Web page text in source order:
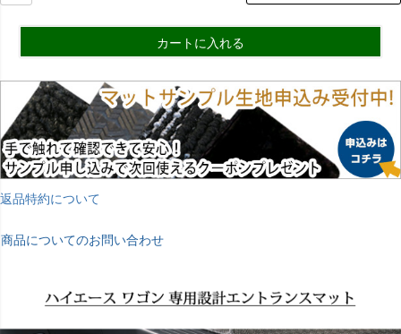
カートに入れる
返品特約について
商品についてのお問い合わせ